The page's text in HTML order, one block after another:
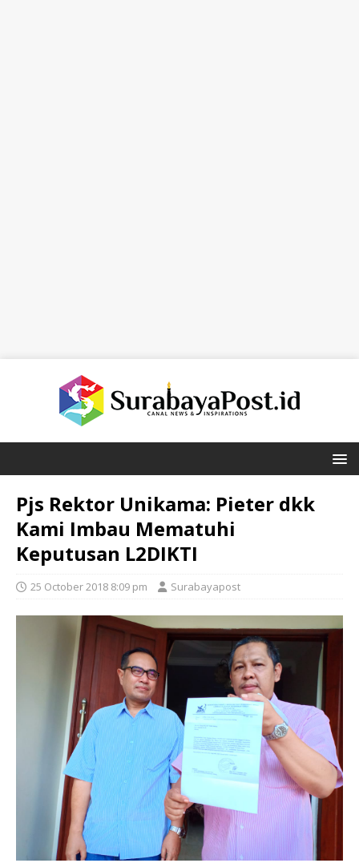
Pjs Rektor Unikama: Pieter dkk
Kami Imbau Mematuhi
Keputusan L2DIKTI
25 October 2018 8:09 pm Surabayapost